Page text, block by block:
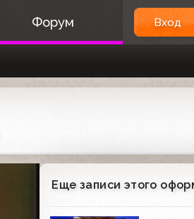
Форум Вход
Еще записи этого